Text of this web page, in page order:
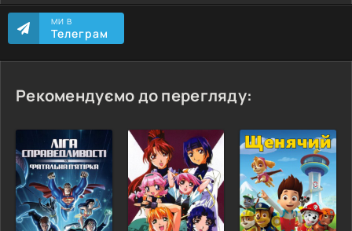
МИ В
Телеграм
Рекомендуємо до перегляду: